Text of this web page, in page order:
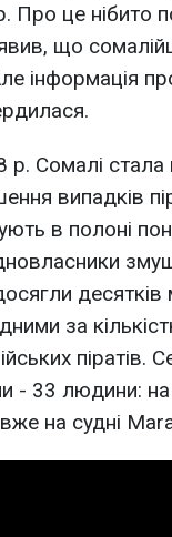
Про це нібито
що
інформація
р. Сомалі стала
випадків
в полоні
десятків
за
піратів.
- 33 людини: на
на судні